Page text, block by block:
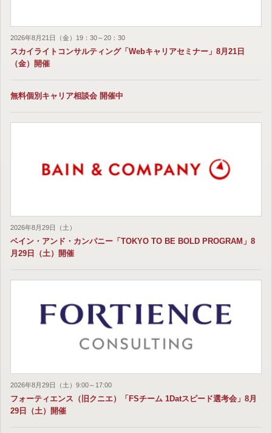
2026年8月21日（金）19：30～20：30
スカイライトコンサルティング「Webキャリアセミナー」8月21日
（金）開催
無料個別キャリア相談会 開催中
2026年8月29日（土）
ベイン・アンド・カンパニー「TOKYO TO BE BOLD PROGRAM」8
月29日（土）開催
2026年8月29日（土）9:00～17:00
フォーティエンス（旧クニエ）「FSチーム 1Datスピード選考会」8月
29日（土）開催